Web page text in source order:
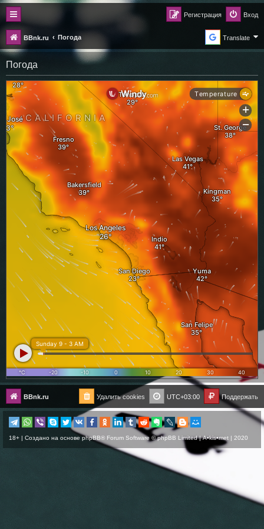
Вход
Регистрация
BBnk.ru Погода Translate
Погода
BBnk.ru Поддержать
UTC+03:00
Удалить cookies
18+ | Создано на основе phpBB® Forum Software © phpBB Limited |A•kis•met | 2020